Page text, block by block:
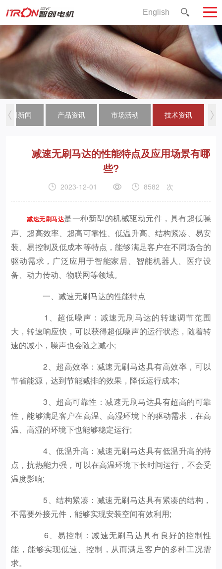
English
公司新闻 产品资讯 市场活动 技术资讯
减速无刷马达的性能特点及应用场景有哪
些?
2023-12-01 8582 次
减速无刷马达是一种新型的机械驱动元件，具有超低噪
声、超高效率、超高可靠性、低温升高、结构紧凑、易安
装、易控制及低成本等特点，能够满足客户在不同场合的
驱动需求，广泛应用于智能家居、智能机器人、医疗设
备、动力传动、物联网等领域。
一、减速无刷马达的性能特点
1、超低噪声：减速无刷马达的转速调节范围
大，转速响应快，可以获得超低噪声的运行状态，随着转
速的减小，噪声也会随之减小;
2、超高效率：减速无刷马达具有高效率，可以
节省能源，达到节能减排的效果，降低运行成本;
3、超高可靠性：减速无刷马达具有超高的可靠
性，能够满足客户在高温、高湿环境下的驱动需求，在高
温、高湿的环境下也能够稳定运行;
4、低温升高：减速无刷马达具有低温升高的特
点，抗热能力强，可以在高温环境下长时间运行，不会受
温度影响;
5、结构紧凑：减速无刷马达具有紧凑的结构，
不需要外接元件，能够实现安装空间有效利用;
6、易控制：减速无刷马达具有良好的控制性
能，能够实现低速、控制，从而满足客户的多种工况需
求。